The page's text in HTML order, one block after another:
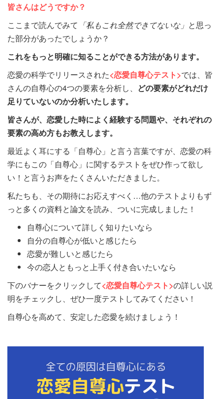
皆さんはどうですか？
ここまで読んでみて 「私もこれ全然できてないな」 と思っ
た部分があったでしょうか？
これをもっと明確に知ることができる方法があります。
恋愛の科学でリリースされた<恋愛自尊心テスト>では、皆
さんの自尊心の4つの要素を分析し、 どの要素がどれだけ
足りていないのか分析いたします。
皆さんが、恋愛した時によく経験する問題や、それぞれの
要素の高め方もお教えします。
最近よく耳にする「自尊心」と言う言葉ですが、恋愛の科
学にもこの「自尊心」に関するテストをぜひ作って欲し
い！と言うお声をたくさんいただきました。
私たちも、その期待にお応えすべく…他のテストよりもず
っと多くの資料と論文を読み、ついに完成しました！
自尊心について詳しく知りたいなら
自分の自尊心が低いと感じたら
恋愛が難しいと感じたら
今の恋人ともっと上手く付き合いたいなら
下のバナーをクリックして<恋愛自尊心テスト>の詳しい説
明をチェックし、ぜひ一度テストしてみてください！
自尊心を高めて、安定した恋愛を続けましょう！